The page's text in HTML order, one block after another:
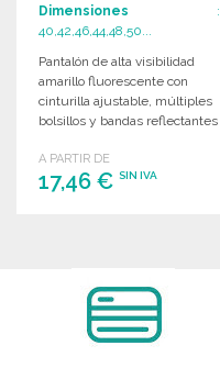
Dimensiones :
40,42,46,44,48,50...
Pantalón de alta visibilidad
amarillo fluorescente con
cinturilla ajustable, múltiples
bolsillos y bandas reflectantes
trabajos de seguridad.
A PARTIR DE
17,46 € SIN IVA